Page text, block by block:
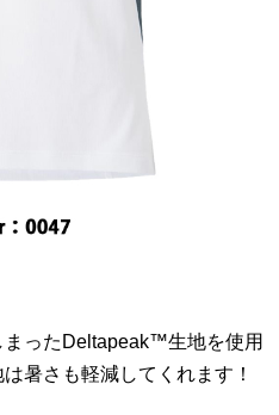
ったDeltapeak™生地を使用
暑さも軽減してくれます！